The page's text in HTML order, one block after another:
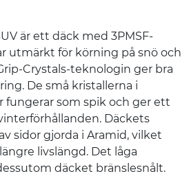
är ett däck med 3PMSF-
utmärkt för körning på snö och
Crystals-teknologin ger bra
De små kristallerna i
fungerar som spik och ger ett
Däckets
sidor gjorda i Aramid, vilket
livslängd. Det låga
däcket bränslesnålt.